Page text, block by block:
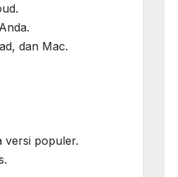
dan Mac.
versi populer.